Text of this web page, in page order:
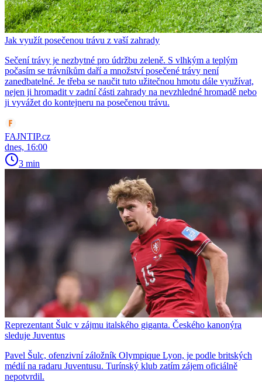
Jak využít posečenou trávu z vaší zahrady
Sečení trávy je nezbytné pro údržbu zeleně. S vlhkým a teplým
počasím se trávníkům daří a množství posečené trávy není
zanedbatelné. Je třeba se naučit tuto užitečnou hmotu dále využívat,
nejen ji hromadit v zadní části zahrady na nevzhledné hromadě nebo
ji vyvážet do kontejneru na posečenou trávu.
FAJNTIP.cz
dnes, 16:00
3 min
Reprezentant Šulc v zájmu italského giganta. Českého kanonýra
sleduje Juventus
Pavel Šulc, ofenzivní záložník Olympique Lyon, je podle britských
médií na radaru Juventusu. Turínský klub zatím zájem oficiálně
nepotvrdil.